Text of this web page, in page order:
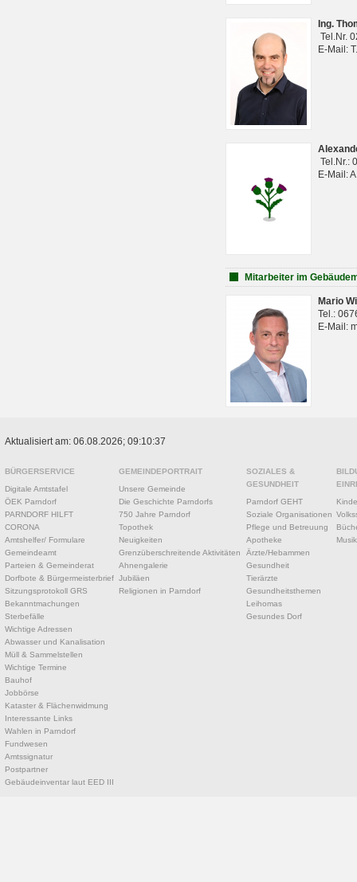
Ing.
Tel.Nr.
E-Mail:
Tel.Nr.:
E-Mail:
Mitarbeiter im
Mario
Tel.:
E-Mail:
Aktualisiert am: 06.08.2026; 09:10:37
BÜRGERSERVICE
Digitale Amtstafel
ÖEK Parndorf
PARNDORF HILFT
CORONA
Amtshelfer/ Formulare
Gemeindeamt
Parteien & Gemeinderat
Dorfbote & Bürgermeisterbrief
Sitzungsprotokoll GRS
Bekanntmachungen
Sterbefälle
Wichtige Adressen
Abwasser und Kanalisation
Müll & Sammelstellen
Wichtige Termine
Bauhof
Jobbörse
Kataster & Flächenwidmung
Interessante Links
Wahlen in Parndorf
Fundwesen
Amtssignatur
Postpartner
Gebäudeinventar laut EED III
GEMEINDEPORTRAIT
Unsere Gemeinde
Die Geschichte Parndorfs
750 Jahre Parndorf
Topothek
Neuigkeiten
Grenzüberschreitende Aktivitäten
Ahnengalerie
Jubiläen
Religionen in Parndorf
SOZIALES &
GESUNDHEIT
Parndorf GEHT
Soziale Organisationen
Pflege und Betreuung
Apotheke
Ärzte/Hebammen
Gesundheit
Tierärzte
Gesundheitsthemen
Leihomas
Gesundes Dorf